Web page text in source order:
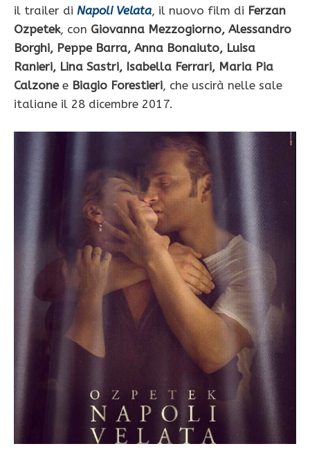
il trailer di Napoli Velata, il nuovo film di Ferzan
Ozpetek, con Giovanna Mezzogiorno, Alessandro
Borghi, Peppe Barra, Anna Bonaiuto, Luisa
Ranieri, Lina Sastri, Isabella Ferrari, Maria Pia
Calzone e Biagio Forestieri, che uscirà nelle sale
italiane il 28 dicembre 2017.